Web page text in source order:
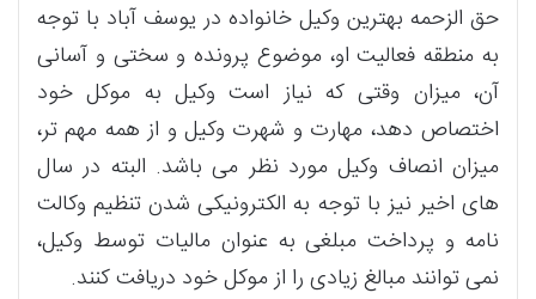
حق الزحمه بهترین وکیل خانواده در یوسف آباد با توجه
به منطقه فعالیت او، موضوع پرونده و سختی و آسانی
آن، میزان وقتی که نیاز است وکیل به موکل خود
اختصاص دهد، مهارت و شهرت وکیل و از همه مهم تر،
میزان انصاف وکیل مورد نظر می باشد. البته در سال
های اخیر نیز با توجه به الکترونیکی شدن تنظیم وکالت
نامه و پرداخت مبلغی به عنوان مالیات توسط وکیل،
نمی توانند مبالغ زیادی را از موکل خود دریافت کنند.